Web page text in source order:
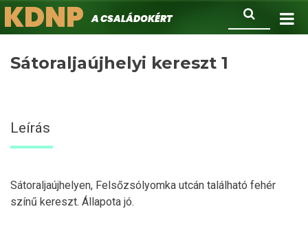
Ugrás
a
Keresés
KDNPA családokért.
Sátoraljaújhelyi kereszt 1
Leírás
Sátoraljaújhelyen, Felsőzsólyomka utcán található fehér
színű kereszt. Állapota jó.